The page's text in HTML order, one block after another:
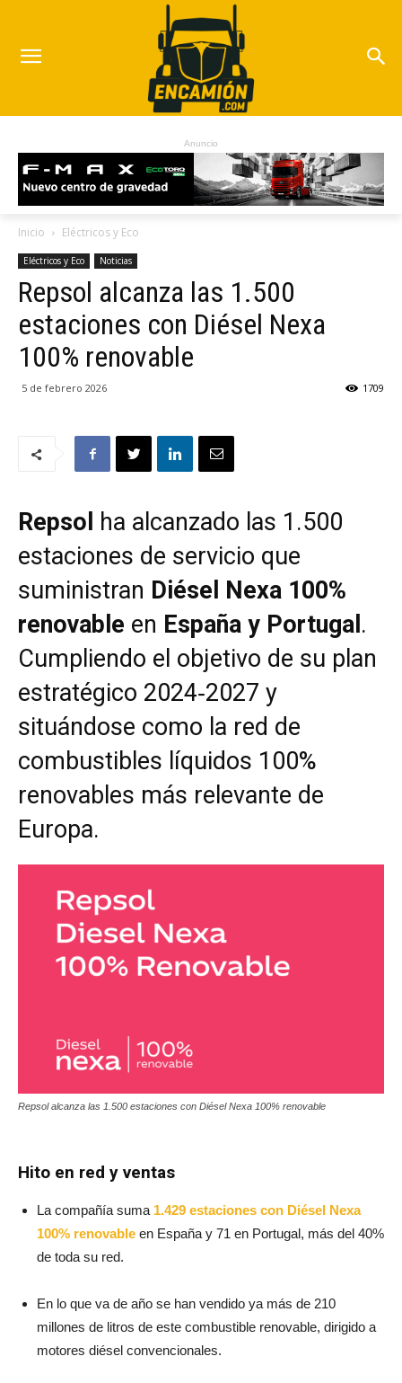
Anuncio
Inicio Eléctricos y Eco
Eléctricos y Eco Noticias
Repsol alcanza las 1.500
estaciones con Diésel Nexa
100% renovable
5 de febrero 2026 1709
Repsol ha alcanzado las 1.500
estaciones de servicio que
suministran Diésel Nexa 100%
renovable en España y Portugal .
Cumpliendo el objetivo de su plan
estratégico 2024‑2027 y
situándose como la red de
combustibles líquidos 100%
renovables más relevante de
Europa.
Repsol alcanza las 1.500 estaciones con Diésel Nexa 100% renovable
Hito en red y ventas
La compañía suma 1.429 estaciones con Diésel Nexa
100% renovable en España y 71 en Portugal, más del 40%
de toda su red.
En lo que va de año se han vendido ya más de 210
millones de litros de este combustible renovable, dirigido a
motores diésel convencionales.